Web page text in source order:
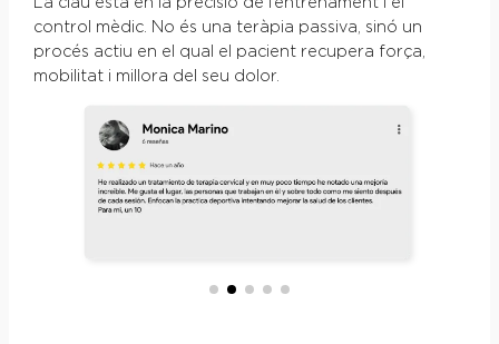
control mèdic. No és una teràpia passiva, sinó un
procés actiu en el qual el pacient recupera força,
mobilitat i millora del seu dolor.